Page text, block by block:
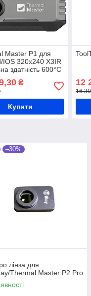
Master P1 для
IOS 320x240 X3IR
здатність 600°C
для
₴
Купити
12
16
–30%
лінза для
Thermal Master P2 Pro